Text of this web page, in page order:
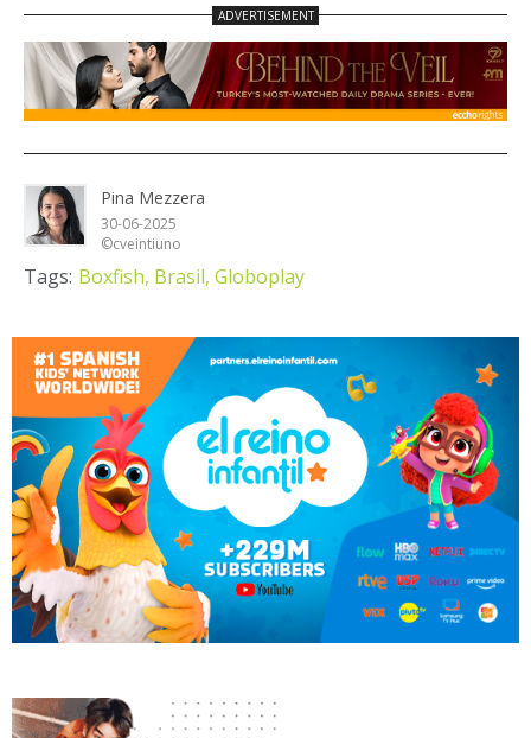
Pina Mezzera
30-06-2025
©cveintiuno
Tags: Boxfish, Brasil, Globoplay